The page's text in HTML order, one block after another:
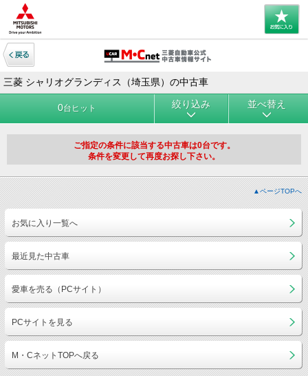
三菱 シャリオグランディス（埼玉県）の中古車
0台ヒット 絞り込み 並べ替え
ご指定の条件に該当する中古車は0台です。
条件を変更して再度お探し下さい。
▲ページTOPへ
お気に入り一覧へ
最近見た中古車
愛車を売る（PCサイト）
PCサイトを見る
M・CネットTOPへ戻る